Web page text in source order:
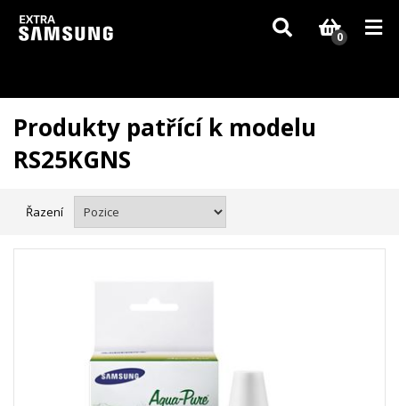
Vzhledem k aktuální situaci se může dodání dílů, které nejsou skladem,
zpozdit. Děkujeme za pochopení.
0
Produkty patřící k modelu
RS25KGNS
Řazení